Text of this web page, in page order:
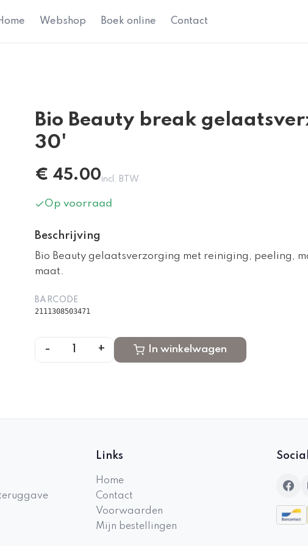
Webshop Boek online Contact
Bio Beauty break
30'
€ 45.00incl. BTW
Op voorraad
Beschrijving
Bio Beauty gelaatsverzorging met reiniging, peeling,
maat.
BARCODE
2111308503471
- + In winkelwagen
Links
Home
Contact
Voorwaarden
Mijn bestellingen
Social